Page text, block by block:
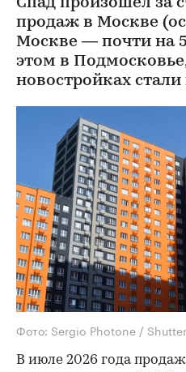
продаж в Москве
Москве — почти на
этом в
новостройках
Фото: Sergio Photone /
В июле 2026 года